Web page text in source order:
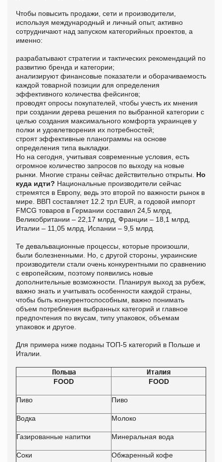
Чтобы повысить продажи, сети и производители,
используя международный и личный опыт, активно
сотрудничают над запуском категорийных проектов, а
именно:
разрабатывают стратегии и тактических рекомендаций по
развитию бренда и категории;
анализируют финансовые показатели и оборачиваемость
каждой товарной позиции для определения
эффективного количества фейсингов;
проводят опросы покупателей, чтобы учесть их мнения
при создании дерева решения по выбранной категории с
целью создания максимального комфорта украинцев у
полки и удовлетворения их потребностей;
строят эффективные планограммы на основе
определения типа выкладки.
Но на сегодня, учитывая современные условия, есть
огромное количество запросов по выходу на новые
рынки. Многие страны сейчас действительно открыты. Но
куда идти? Национальные производители сейчас
стремятся в Европу, ведь это второй по важности рынок в
мире. ВВП составляет 12.2 трл EUR, а годовой импорт
FMCG товаров в Германии составил 24,5 млрд,
Великобритании – 22,17 млрд, Франции – 18,1 млрд,
Италии – 11,05 млрд, Испании – 9,5 млрд.
Те девальвационные процессы, которые произошли,
были болезненными. Но, с другой стороны, украинские
производители стали очень конкурентными по сравнению
с европейским, поэтому появились новые
дополнительные возможности. Планируя выход за рубеж,
важно знать и учитывать особенности каждой страны,
чтобы быть конкурентоспособным, важно понимать
объем потребления выбранных категорий и главное
предпочтения по вкусам, типу упаковок, объемам
упаковок и другое.
Для примера ниже поданы ТОП-5 категорий в Польше и
Италии.
Польша
Италия
FOOD
FOOD
Пиво Пиво
Водка Молоко
Газированные напитки Минеральная вода
Соки Обжаренный кофе